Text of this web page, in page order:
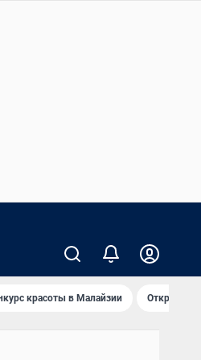
красоты в Малайзии Открыл